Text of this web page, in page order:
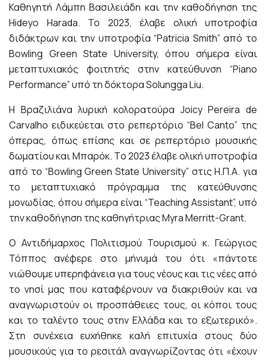
Καθηγητή Λάμπη Βασιλειάδη και την καθοδήγηση της
Hideyo Harada. Το 2023, έλαβε ολική υποτροφία
διδάκτρων και την υποτροφία “Patricia Smith” από το
Bowling Green State University, όπου σήμερα είναι
μεταπτυχιακός φοιτητής στην κατεύθυνση “Piano
Performance” υπό τη δόκτορα Solungga Liu.
Η Βραζιλιάνα λυρική κολορατούρα Joicy Pereira de
Carvalho ειδικεύεται στο ρεπερτόριο “Bel Canto” της
όπερας, όπως επίσης και σε ρεπερτόριο μουσικής
δωματίου και Μπαρόκ. Tο 2023 έλαβε ολική υποτροφία
από το “Bowling Green State University” στις Η.Π.Α. για
το μεταπτυχιακό πρόγραμμα της κατεύθυνσης
μονωδίας, όπου σήμερα είναι “Teaching Assistant”, υπό
την καθοδήγηση της καθηγήτριας Myra Merritt-Grant.
Ο Αντιδήμαρχος Πολιτισμού Τουρισμού κ. Γεώργιος
Τόππος ανέφερε στο μήνυμά του ότι «πάντοτε
νιώθουμε υπερηφάνεια για τους νέους και τις νέες από
το νησί μας που καταφέρνουν να διακριθούν και να
αναγνωριστούν οι προσπάθειες τους, οι κόποι τους
και το ταλέντο τους στην Ελλάδα και το εξωτερικό».
Στη συνέχεια ευχήθηκε καλή επιτυχία στους δύο
μουσικούς για το ρεσιτάλ αναγνωρίζοντας ότι «έχουν